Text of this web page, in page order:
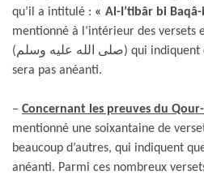
qu’il a intitulé : « Al-I’tibâr bi
mentionné à l’intérieur des versets
(صلى الله عليه وسلم) qui indiquent clairement que l’enfer ne
sera pas anéanti.
– Concernant les preuves du
mentionné une soixantaine de
beaucoup d’autres, qui indiquent
anéanti. Parmi ces nombreux